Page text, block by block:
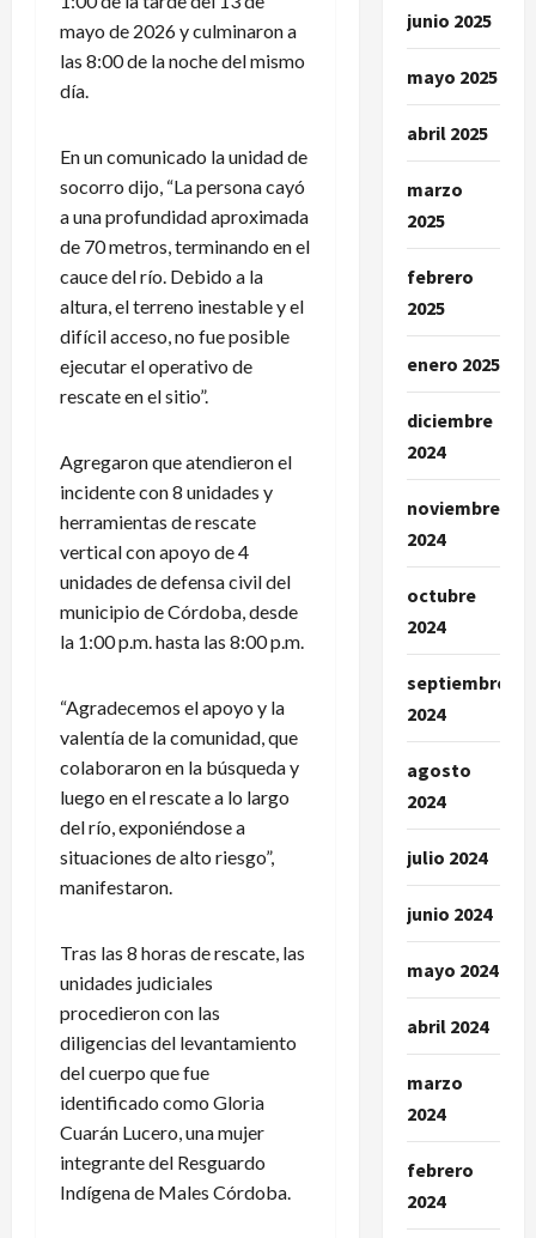
mayo de 2026 y culminaron a
las 8:00 de la noche del mismo
día.
En un comunicado la unidad de
socorro dijo, “La persona cayó
a una profundidad aproximada
de 70 metros, terminando en el
cauce del río. Debido a la
altura, el terreno inestable y el
difícil acceso, no fue posible
ejecutar el operativo de
rescate en el sitio”.
Agregaron que atendieron el
incidente con 8 unidades y
herramientas de rescate
vertical con apoyo de 4
unidades de defensa civil del
municipio de Córdoba, desde
la 1:00 p.m. hasta las 8:00 p.m.
“Agradecemos el apoyo y la
valentía de la comunidad, que
colaboraron en la búsqueda y
luego en el rescate a lo largo
del río, exponiéndose a
situaciones de alto riesgo”,
manifestaron.
Tras las 8 horas de rescate, las
unidades judiciales
procedieron con las
diligencias del levantamiento
del cuerpo que fue
identificado como Gloria
Cuarán Lucero, una mujer
integrante del Resguardo
Indígena de Males Córdoba.
junio 2025
mayo 2025
abril 2025
marzo
2025
febrero
2025
enero 2025
diciembre
2024
noviembre
2024
octubre
2024
septiembre
2024
agosto
2024
julio 2024
junio 2024
mayo 2024
abril 2024
marzo
2024
febrero
2024